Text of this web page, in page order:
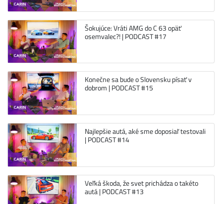
Šokujúce: Vráti AMG do C 63 opäť
osemvalec?! | PODCAST #17
Konečne sa bude o Slovensku písať v
dobrom | PODCAST #15
Najlepšie autá, aké sme doposiaľ testovali
| PODCAST #14
Veľká škoda, že svet prichádza o takéto
autá | PODCAST #13